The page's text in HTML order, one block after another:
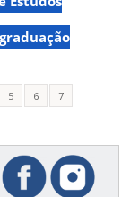
5 6
7